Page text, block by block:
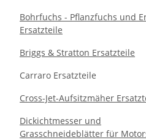
Bohrfuchs - Pflanzfuchs und
Ersatzteile
Briggs & Stratton Ersatzteile
Carraro Ersatzteile
Cross-Jet-Aufsitzmäher
Dickichtmesser und
Grasschneideblätter für